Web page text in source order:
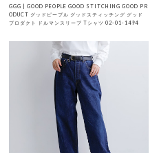
GGG | GOOD PEOPLE GOOD STITCHING GOOD PR
ODUCT グッドピープル グッドスティッチング グッド
プロダクト ドルマンスリーブ Tシャツ 02-01-1494